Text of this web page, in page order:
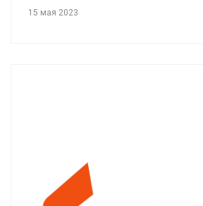
15 мая 2023